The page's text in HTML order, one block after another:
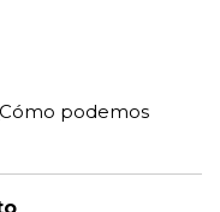
podemos